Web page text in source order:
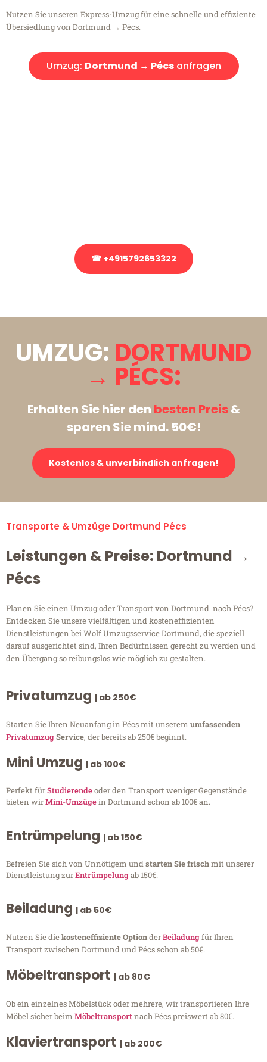
Nutzen Sie unseren Express-Umzug für eine schnelle und effiziente
Übersiedlung von Dortmund → Pécs.
Umzug: Dortmund → Pécsanfragen
☎ +4915792653322
UMZUG: DORTMUND
→ PÉCS:
Erhalten Sie hier den besten Preis&
sparen Sie mind. 50€!
Kostenlos & unverbindlich anfragen!
Transporte & Umzüge Dortmund Pécs
Leistungen & Preise: Dortmund →
Pécs
Planen Sie einen Umzug oder Transport von Dortmund nach Pécs?
Entdecken Sie unsere vielfältigen und kosteneffizienten
Dienstleistungen bei Wolf Umzugsservice Dortmund, die speziell
darauf ausgerichtet sind, Ihren Bedürfnissen gerecht zu werden und
den Übergang so reibungslos wie möglich zu gestalten.
Privatumzug | ab 250€
Starten Sie Ihren Neuanfang in Pécs mit unserem umfassenden
PrivatumzugService, der bereits ab 250€ beginnt.
Mini Umzug | ab 100€
Perfekt fürStudierendeoder den Transport weniger Gegenstände
bieten wirMini-Umzügein Dortmund schon ab 100€ an.
Entrümpelung | ab 150€
Befreien Sie sich von Unnötigem undstarten Sie frischmit unserer
Dienstleistung zurEntrümpelungab 150€.
Beiladung | ab 50€
Nutzen Sie diekosteneffiziente OptionderBeiladungfür Ihren
Transport zwischen Dortmund und Pécs schon ab 50€.
Möbeltransport | ab 80€
Ob ein einzelnes Möbelstück oder mehrere, wir transportieren Ihre
Möbel sicher beim Möbeltransportnach Pécs preiswert ab 80€.
Klaviertransport | ab 200€